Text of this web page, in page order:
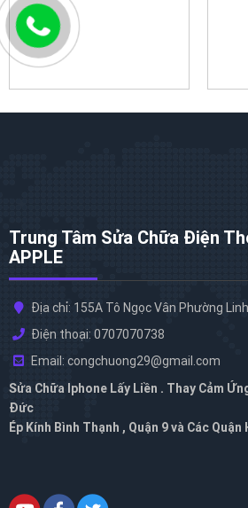
Trung Tâm Sửa Chữa Điện
APPLE
Địa chỉ: 155A Tô Ngọc Vân Phường
Điện thoại: 0707070738
Email: congchuong29@gmail.com
Sửa Chữa Iphone Lấy Liền . Thay Cảm
Đức
Ép Kính Bình Thạnh , Quận 9 và Các Quận